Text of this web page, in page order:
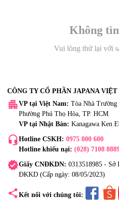
Không
Vui lòng thử lại với
CÔNG TY CỔ PHẦN JAPANA
apartment VP tại Việt Nam: Tòa Nhà
Phường Phú Thọ Hòa, TP. HCM
VP tại Nhật Bản: Kanagawa Ken
headset_mic Hotline CSKH: 0975 800 600
Hotline khiếu nại: (028) 7108
verifiedGiấy CNĐKDN: 0313518985 -
ĐKKD (Cấp ngày: 08/05/2023)
share Kết nối với chúng tôi: